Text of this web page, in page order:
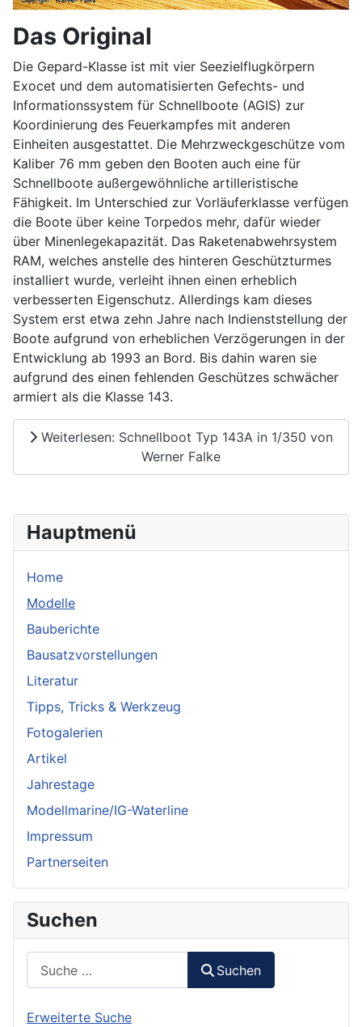
Hauptmenü
Home
Modelle
Bauberichte
Bausatzvorstellungen
Literatur
Tipps, Tricks & Werkzeug
Fotogalerien
Artikel
Jahrestage
Modellmarine/IG-Waterline
Impressum
Partnerseiten
Suchen
Suchen
Erweiterte Suche
Das Original
Die Gepard-Klasse ist mit vier Seezielflugkörpern
Exocet und dem automatisierten Gefechts- und
Informationssystem für Schnellboote (AGIS) zur
Koordinierung des Feuerkampfes mit anderen
Einheiten ausgestattet. Die Mehrzweckgeschütze vom
Kaliber 76 mm geben den Booten auch eine für
Schnellboote außergewöhnliche artilleristische
Fähigkeit. Im Unterschied zur Vorläuferklasse verfügen
die Boote über keine Torpedos mehr, dafür wieder
über Minenlegekapazität. Das Raketenabwehrsystem
RAM, welches anstelle des hinteren Geschützturmes
installiert wurde, verleiht ihnen einen erheblich
verbesserten Eigenschutz. Allerdings kam dieses
System erst etwa zehn Jahre nach Indienststellung der
Boote aufgrund von erheblichen Verzögerungen in der
Entwicklung ab 1993 an Bord. Bis dahin waren sie
aufgrund des einen fehlenden Geschützes schwächer
armiert als die Klasse 143.
Weiterlesen: Schnellboot Typ 143A in 1/350 von
Werner Falke